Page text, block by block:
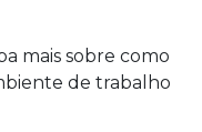
mais sobre como
de trabalho